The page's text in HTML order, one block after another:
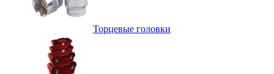
Торцевые головки